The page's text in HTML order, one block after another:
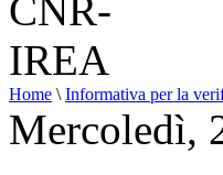
Home \ Informativa per la
Mercoledì,